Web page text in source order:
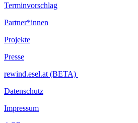
Terminvorschlag
Partner*innen
Projekte
Presse
rewind.esel.at (BETA)
Datenschutz
Impressum